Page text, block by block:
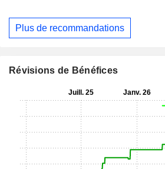
Plus de recommandations
Révisions de Bénéfices